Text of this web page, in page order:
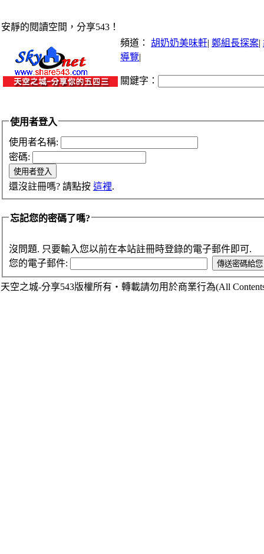
安靜的閱讀空間，分享543！
頻道： 胡奶奶美味軒| 鄭組長探案|
導覽|
關鍵字：
使用者登入
使用者名稱:
密碼:
還沒註冊嗎? 請點按 這裡.
忘記您的密碼了嗎?
沒問題. 只要輸入您以前在本站註冊時登錄的電子郵件即可.
您的電子郵件:
天空之城-分享543版權所有‧轉載請勿用於商業行為(All Contents